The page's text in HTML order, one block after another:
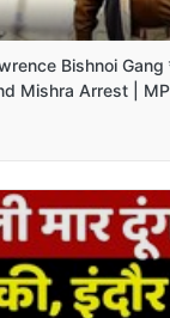
Bishnoi Gang से
Mishra Arrest | MP